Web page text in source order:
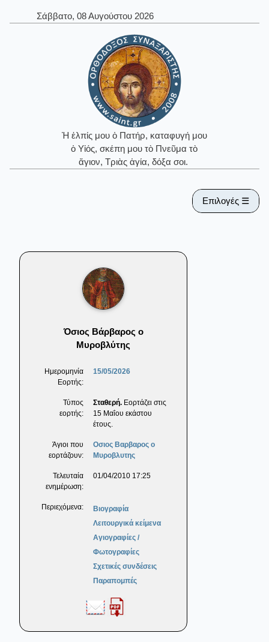
Σάββατο, 08 Αυγούστου 2026
Ἡ ἐλπίς μου ὁ Πατήρ, καταφυγή μου
ὁ Υἱός, σκέπη μου τὸ Πνεῦμα τὸ
ἅγιον, Τριὰς ἁγία, δόξα σοι.
Επιλογές ☰
Όσιος Βάρβαρος ο
Μυροβλύτης
Ημερομηνία
Εορτής:
15/05/2026
Τύπος
εορτής:
Σταθερή. Εορτάζει στις
15 Μαΐου εκάστου
έτους.
Άγιοι που
εορτάζουν:
Οσιος Βαρβαρος ο
Μυροβλυτης
Τελευταία
ενημέρωση:
01/04/2010 17:25
Περιεχόμενα:
Βιογραφία
Λειτουργικά κείμενα
Αγιογραφίες /
Φωτογραφίες
Σχετικές συνδέσεις
Παραπομπές